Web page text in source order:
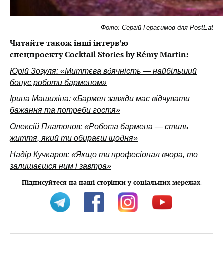
Фото: Сергій Герасимов для PostEat
Читайте також інші інтерв’ю
спецпроекту Cocktail Stories byRémy Martin:
Юрій Зозуля: «Миттєва вдячність — найбільший
бонус роботи барменом»
Ірина Машихіна: «Бармен завжди має відчувати
бажання та потреби гостя»
Олексій Платонов: «Робота бармена — стиль
життя, який ти обираєш щодня»
Надір Кучкаров: «Якщо ти професіонал вчора, то
залишаєшся ним і завтра»
Підписуйтеся на наші сторінки у соціальних мережах: